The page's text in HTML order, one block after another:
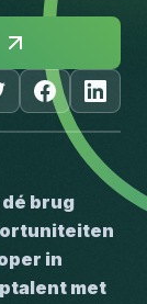
brug
in
met